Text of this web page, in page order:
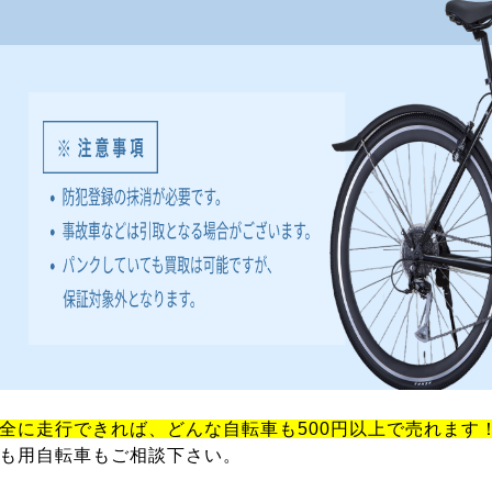
に走行できれば、どんな自転車も500円以上で売れます
用自転車もご相談下さい。